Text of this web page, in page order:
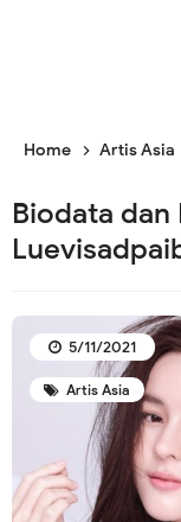
Home Artis Asia
Biodata
Artis Asia
5/11/2021